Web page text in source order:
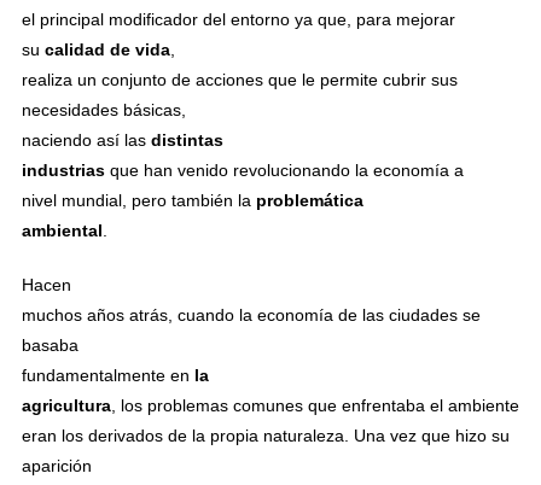
el principal modificador del entorno ya que, para mejorar
su calidad de vida,
realiza un conjunto de acciones que le permite cubrir sus
necesidades básicas,
naciendo así las distintas
industriasque han venido revolucionando la economía a
nivel mundial, pero también la problemática
ambiental
Hacen
muchos años atrás, cuando la economía de las ciudades se
basaba
fundamentalmente en la
agricultura, los problemas comunes que enfrentaba el ambiente
eran los derivados de la propia naturaleza. Una vez que hizo su
aparición